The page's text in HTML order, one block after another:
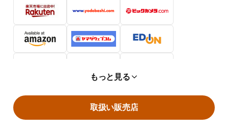
もっと見る
取扱い販売店